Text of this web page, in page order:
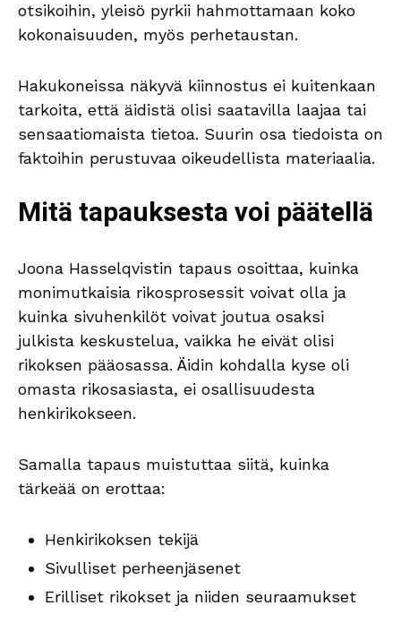
otsikoihin, yleisö pyrkii hahmottamaan koko
kokonaisuuden, myös perhetaustan.
Hakukoneissa näkyvä kiinnostus ei kuitenkaan
tarkoita, että äidistä olisi saatavilla laajaa tai
sensaatiomaista tietoa. Suurin osa tiedoista on
faktoihin perustuvaa oikeudellista materiaalia.
Mitä tapauksesta voi päätellä
Joona Hasselqvistin tapaus osoittaa, kuinka
monimutkaisia rikosprosessit voivat olla ja
kuinka sivuhenkilöt voivat joutua osaksi
julkista keskustelua, vaikka he eivät olisi
rikoksen pääosassa. Äidin kohdalla kyse oli
omasta rikosasiasta, ei osallisuudesta
henkirikokseen.
Samalla tapaus muistuttaa siitä, kuinka
tärkeää on erottaa:
Henkirikoksen tekijä
Sivulliset perheenjäsenet
Erilliset rikokset ja niiden seuraamukset